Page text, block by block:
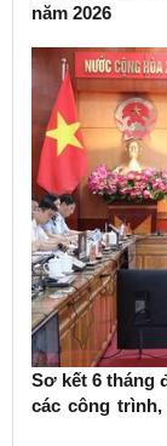
năm 2026
Sơ kết 6 tháng
các công trình,